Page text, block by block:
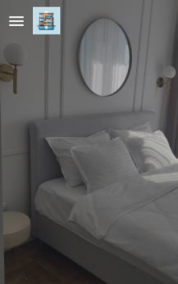
Lullaby Apartment 2
Balcony View &